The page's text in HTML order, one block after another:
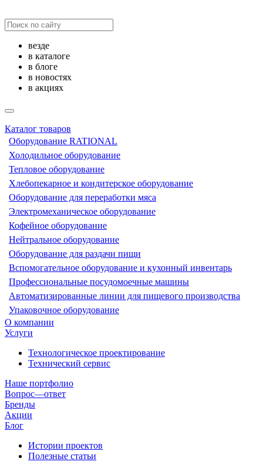
везде
в каталоге
в блоге
в новостях
в акциях
Каталог товаров
Оборудование RATIONAL
Холодильное оборудование
Тепловое оборудование
Хлебопекарное и кондитерское оборудование
Оборудование для переработки мяса
Электромеханическое оборудование
Кофейное оборудование
Нейтральное оборудование
Оборудование для раздачи пищи
Вспомогательное оборудование и кухонный инвентарь
Профессиональные посудомоечные машины
Автоматизированные линии для пищевого производства
Упаковочное оборудование
О компании
Услуги
Технологическое проектирование
Технический сервис
Наше портфолио
Вопрос—ответ
Бренды
Акции
Блог
Истории проектов
Полезные статьи